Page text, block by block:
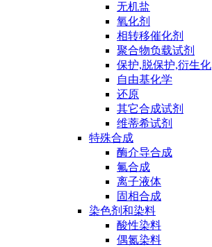
无机盐
氧化剂
相转移催化剂
聚合物负载试剂
保护,脱保护,衍生化
自由基化学
还原
其它合成试剂
维蒂希试剂
特殊合成
酶介导合成
氟合成
离子液体
固相合成
染色剂和染料
酸性染料
偶氮染料